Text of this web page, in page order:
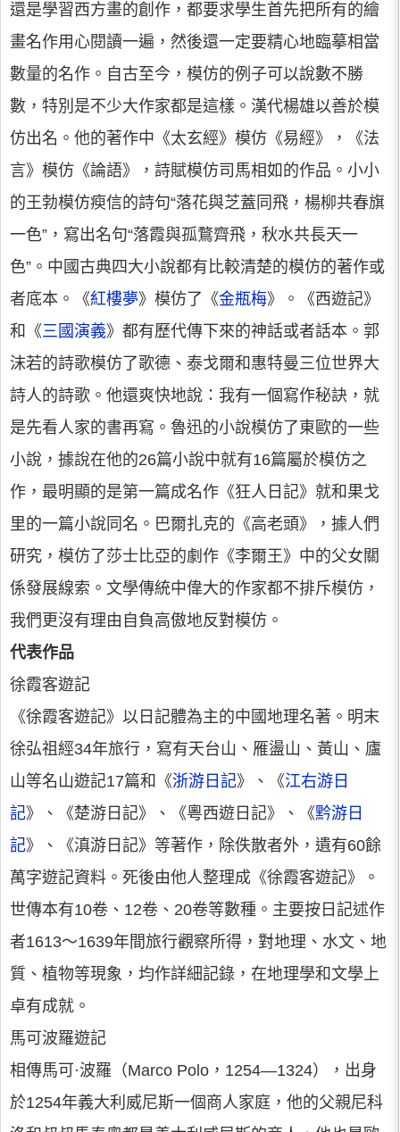
還是學習西方畫的創作，都要求學生首先把所有的繪
畫名作用心閱讀一遍，然後還一定要精心地臨摹相當
數量的名作。自古至今，模仿的例子可以說數不勝
數，特別是不少大作家都是這樣。漢代楊雄以善於模
仿出名。他的著作中《太玄經》模仿《易經》，《法
言》模仿《論語》，詩賦模仿司馬相如的作品。小小
的王勃模仿瘐信的詩句“落花與芝蓋同飛，楊柳共春旗
一色”，寫出名句“落霞與孤鶩齊飛，秋水共長天一
色”。中國古典四大小說都有比較清楚的模仿的著作或
者底本。《紅樓夢》模仿了《金瓶梅》。《西遊記》
和《三國演義》都有歷代傳下來的神話或者話本。郭
沫若的詩歌模仿了歌德、泰戈爾和惠特曼三位世界大
詩人的詩歌。他還爽快地說：我有一個寫作秘訣，就
是先看人家的書再寫。魯迅的小說模仿了東歐的一些
小說，據說在他的26篇小說中就有16篇屬於模仿之
作，最明顯的是第一篇成名作《狂人日記》就和果戈
里的一篇小說同名。巴爾扎克的《高老頭》，據人們
研究，模仿了莎士比亞的劇作《李爾王》中的父女關
係發展線索。文學傳統中偉大的作家都不排斥模仿，
我們更沒有理由自負高傲地反對模仿。
代表作品
徐霞客遊記
《徐霞客遊記》以日記體為主的中國地理名著。明末
徐弘祖經34年旅行，寫有天台山、雁盪山、黃山、廬
山等名山遊記17篇和《浙游日記》、《江右游日
記》、《楚游日記》、《粵西遊日記》、《黔游日
記》、《滇游日記》等著作，除佚散者外，遺有60餘
萬字遊記資料。死後由他人整理成《徐霞客遊記》。
世傳本有10卷、12卷、20卷等數種。主要按日記述作
者1613～1639年間旅行觀察所得，對地理、水文、地
質、植物等現象，均作詳細記錄，在地理學和文學上
卓有成就。
馬可波羅遊記
相傳馬可·波羅（Marco Polo，1254—1324），出身
於1254年義大利威尼斯一個商人家庭，他的父親尼科